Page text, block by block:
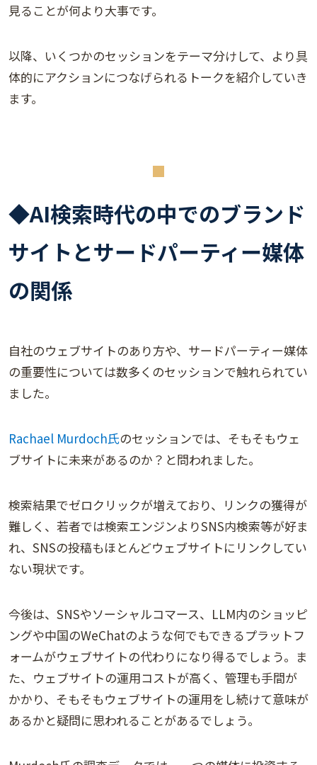
見ることが何より大事です。
以降、いくつかのセッションをテーマ分けして、より具
体的にアクションにつなげられるトークを紹介していき
ます。
◆AI検索時代の中でのブランド
サイトとサードパーティー媒体
の関係
自社のウェブサイトのあり方や、サードパーティー媒体
の重要性については数多くのセッションで触れられてい
ました。
Rachael Murdoch氏のセッションでは、そもそもウェ
ブサイトに未来があるのか？と問われました。
検索結果でゼロクリックが増えており、リンクの獲得が
難しく、若者では検索エンジンよりSNS内検索等が好ま
れ、SNSの投稿もほとんどウェブサイトにリンクしてい
ない現状です。
今後は、SNSやソーシャルコマース、LLM内のショッピ
ングや中国のWeChatのような何でもできるプラットフ
ォームがウェブサイトの代わりになり得るでしょう。ま
た、ウェブサイトの運用コストが高く、管理も手間が
かかり、そもそもウェブサイトの運用をし続けて意味が
あるかと疑問に思われることがあるでしょう。